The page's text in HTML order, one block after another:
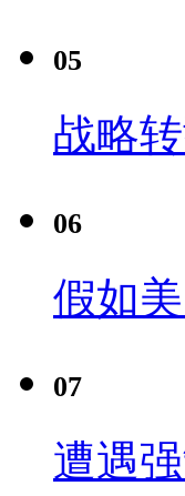
05
战略
06
假如
07
遭遇